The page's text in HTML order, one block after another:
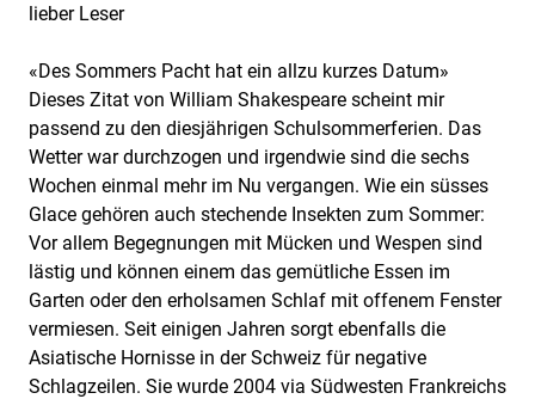
lieber Leser
«Des Sommers Pacht hat ein allzu kurzes Datum»
Dieses Zitat von William Shakespeare scheint mir
passend zu den diesjährigen Schulsommerferien. Das
Wetter war durchzogen und irgendwie sind die sechs
Wochen einmal mehr im Nu vergangen. Wie ein süsses
Glace gehören auch stechende Insekten zum Sommer:
Vor allem Begegnungen mit Mücken und Wespen sind
lästig und können einem das gemütliche Essen im
Garten oder den erholsamen Schlaf mit offenem Fenster
vermiesen. Seit einigen Jahren sorgt ebenfalls die
Asiatische Hornisse in der Schweiz für negative
Schlagzeilen. Sie wurde 2004 via Südwesten Frankreichs